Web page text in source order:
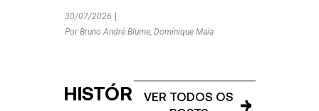
30/07/2026
PorBruno André Blume,Dominique Maia
HISTÓR
VER TODOS OS